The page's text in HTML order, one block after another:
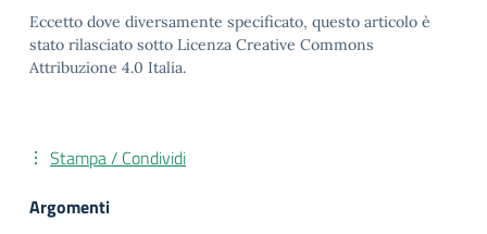
Eccetto dove diversamente specificato, questo articolo è
stato rilasciato sotto Licenza Creative Commons
Attribuzione 4.0 Italia.
Stampa / Condividi
Argomenti